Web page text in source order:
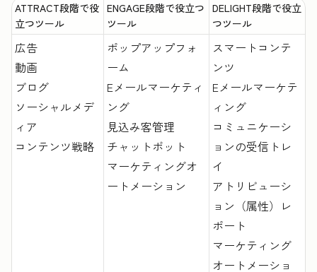
ATTRACT段階で役
立つツール
ENGAGE段階で役立つ
ツール
DELIGHT段階で役立
つツール
広告
動画
ブログ
ソーシャルメデ
ィア
コンテンツ戦略
ポップアップフォ
ーム
Eメールマーケティ
ング
見込み客管理
チャットボット
マーケティングオ
ートメーション
スマートコンテ
ンツ
Eメールマーケテ
ィング
コミュニケーシ
ョンの受信トレ
イ
アトリビューシ
ョン（属性）レ
ポート
マーケティング
オートメーショ